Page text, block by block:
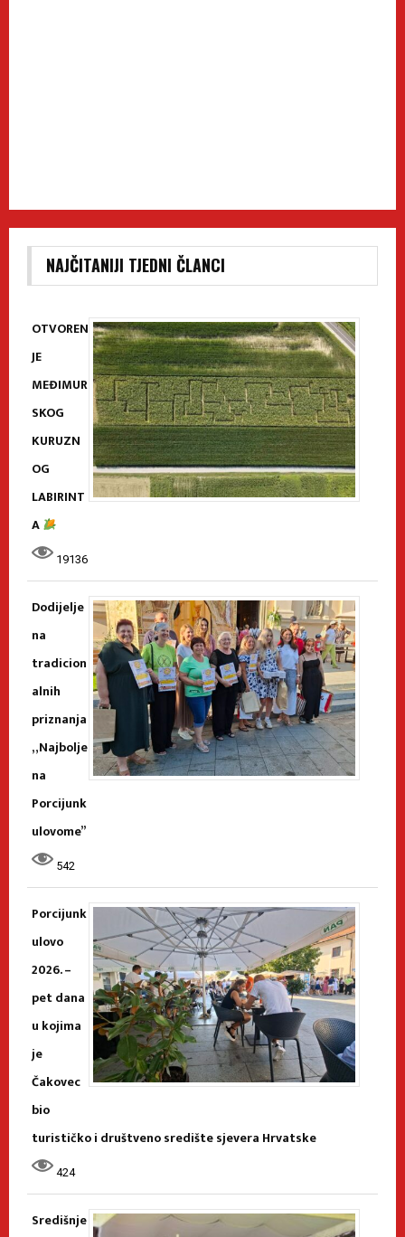
NAJČITANIJI TJEDNI ČLANCI
OTVOREN
JE
MEĐIMUR
SKOG
KURUZN
OG
LABIRINT
A
19136
Dodijelje
na
tradicion
alnih
priznanja
„Najbolje
na
Porcijunk
ulovome”
542
Porcijunk
ulovo
2026. –
pet dana
u kojima
je
Čakovec
bio
turističko i društveno središte sjevera Hrvatske
424
Središnje